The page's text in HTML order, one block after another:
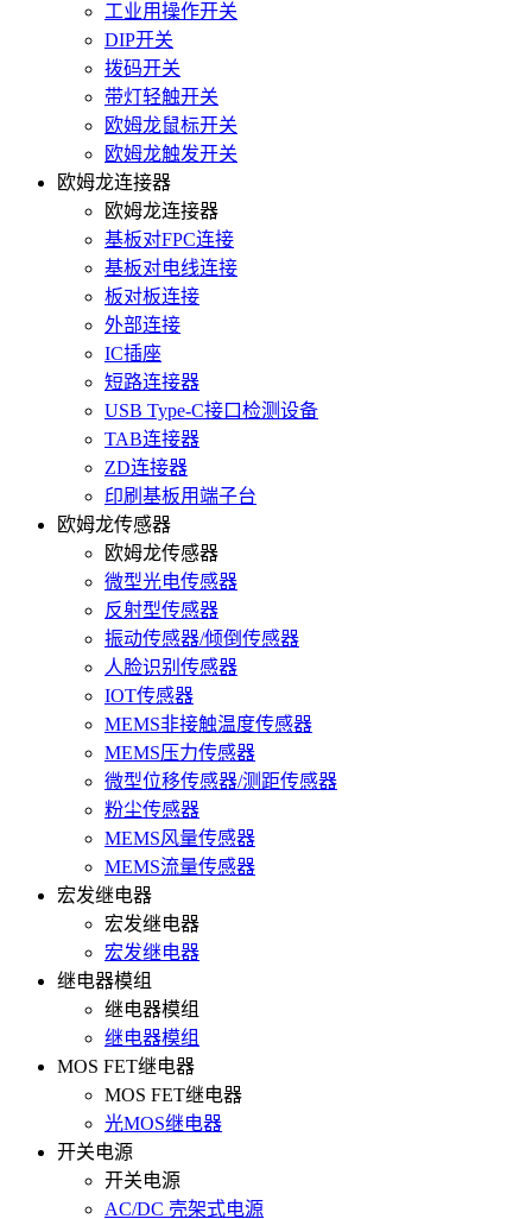
工业用操作开关
DIP开关
拨码开关
带灯轻触开关
欧姆龙鼠标开关
欧姆龙触发开关
欧姆龙连接器
欧姆龙连接器
基板对FPC连接
基板对电线连接
板对板连接
外部连接
IC插座
短路连接器
USB Type-C接口检测设备
TAB连接器
ZD连接器
印刷基板用端子台
欧姆龙传感器
欧姆龙传感器
微型光电传感器
反射型传感器
振动传感器/倾倒传感器
人脸识别传感器
IOT传感器
MEMS非接触温度传感器
MEMS压力传感器
微型位移传感器/测距传感器
粉尘传感器
MEMS风量传感器
MEMS流量传感器
宏发继电器
宏发继电器
宏发继电器
继电器模组
继电器模组
继电器模组
MOS FET继电器
MOS FET继电器
光MOS继电器
开关电源
开关电源
AC/DC 壳架式电源